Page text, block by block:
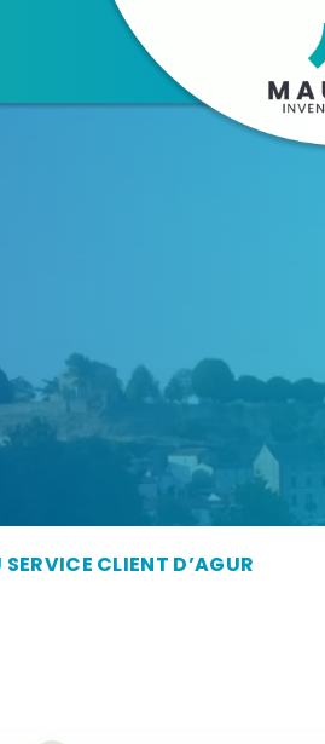
CLIENT D’AGUR